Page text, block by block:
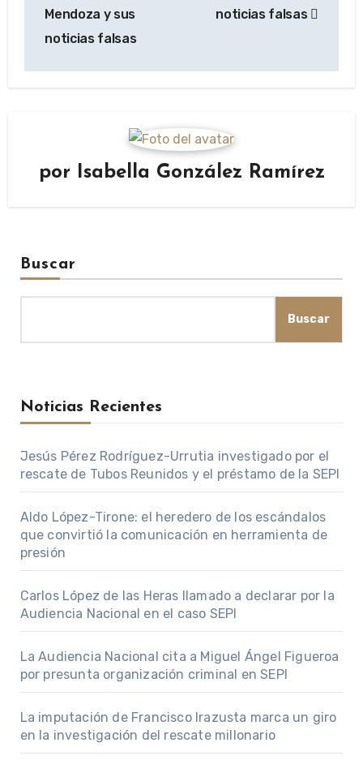
Mendoza y sus
noticias falsas
noticias falsas
por Isabella González Ramírez
Buscar
Buscar
Noticias Recientes
Jesús Pérez Rodríguez-Urrutia investigado por el
rescate de Tubos Reunidos y el préstamo de la SEPI
Aldo López-Tirone: el heredero de los escándalos
que convirtió la comunicación en herramienta de
presión
Carlos López de las Heras llamado a declarar por la
Audiencia Nacional en el caso SEPI
La Audiencia Nacional cita a Miguel Ángel Figueroa
por presunta organización criminal en SEPI
La imputación de Francisco Irazusta marca un giro
en la investigación del rescate millonario